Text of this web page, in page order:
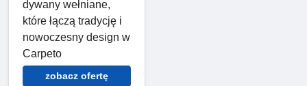
dywany wełniane,
które łączą tradycję i
nowoczesny design w
Carpeto
zobacz ofertę